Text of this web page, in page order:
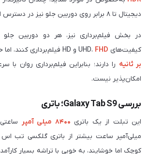
دیجیتال تا ۸ برابر روی دوربین جلو نیز در دسترس است.
در بخش فیلم‌برداری نیز، هر دو دوربین
کیفیت‌های UHD، FHD و HD فیلم‌برداری کنند، اما حداکثر سرعت
بر ثانیه
امکان‌پذیر نیست.
بررسی Galaxy Tab S9؛ باتری
این تبلت از یک باتری ۸۴۰۰ میلی‌ آمپر